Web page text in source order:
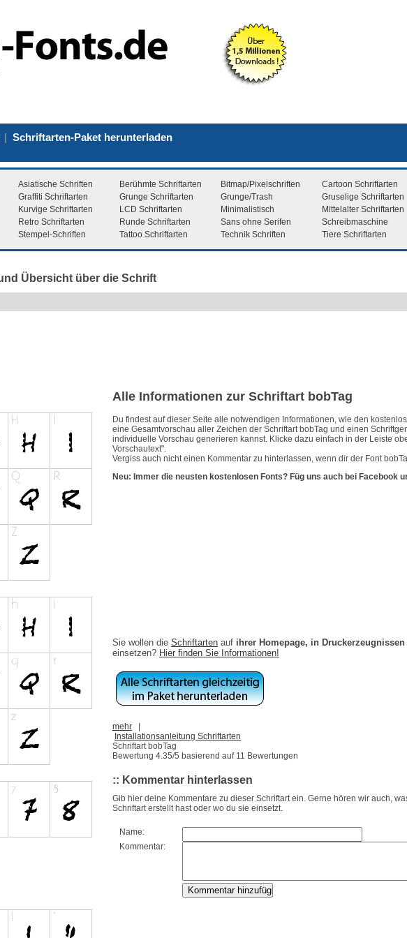
| Schriftarten-Paket herunterladen
Asiatische Schriften Berühmte Schriftarten Bitmap/Pixelschriften Cartoon Schriftarten
Graffiti Schriftarten Grunge Schriftarten Grunge/Trash Gruselige Schriftarten
Kurvige Schriftarten LCD Schriftarten Minimalistisch Mittelalter Schriftarten
Retro Schriftarten Runde Schriftarten Sans ohne Serifen Schreibmaschine
Stempel-Schriften Tattoo Schriftarten Technik Schriften Tiere Schriftarten
Übersicht über die Schrift
Alle Informationen zur Schriftart bobTag
Du findest auf dieser Seite alle notwendigen Informationen, wie den
eine Gesamtvorschau aller Zeichen der Schriftart bobTag und einen
individuelle Vorschau generieren kannst. Klicke dazu einfach in der Leiste
Vorschautext".
Vergiss auch nicht einen Kommentar zu hinterlassen, wenn dir der Font
Neu: Immer die neusten kostenlosen Fonts? Füg uns auch bei Facebook
Sie wollen die Schriftarten auf ihrer Homepage, in Druckerzeugnissen
einsetzen? Hier finden Sie Informationen!
mehr
Installationsanleitung Schriftarten
Schriftart bobTag
Bewertung 4.35/5 basierend auf 11 Bewertungen
:: Kommentar hinterlassen
Gib hier deine Kommentare zu dieser Schriftart ein. Gerne hören wir auch,
Schriftart erstellt hast oder wo du sie einsetzt.
Name:
Kommentar: